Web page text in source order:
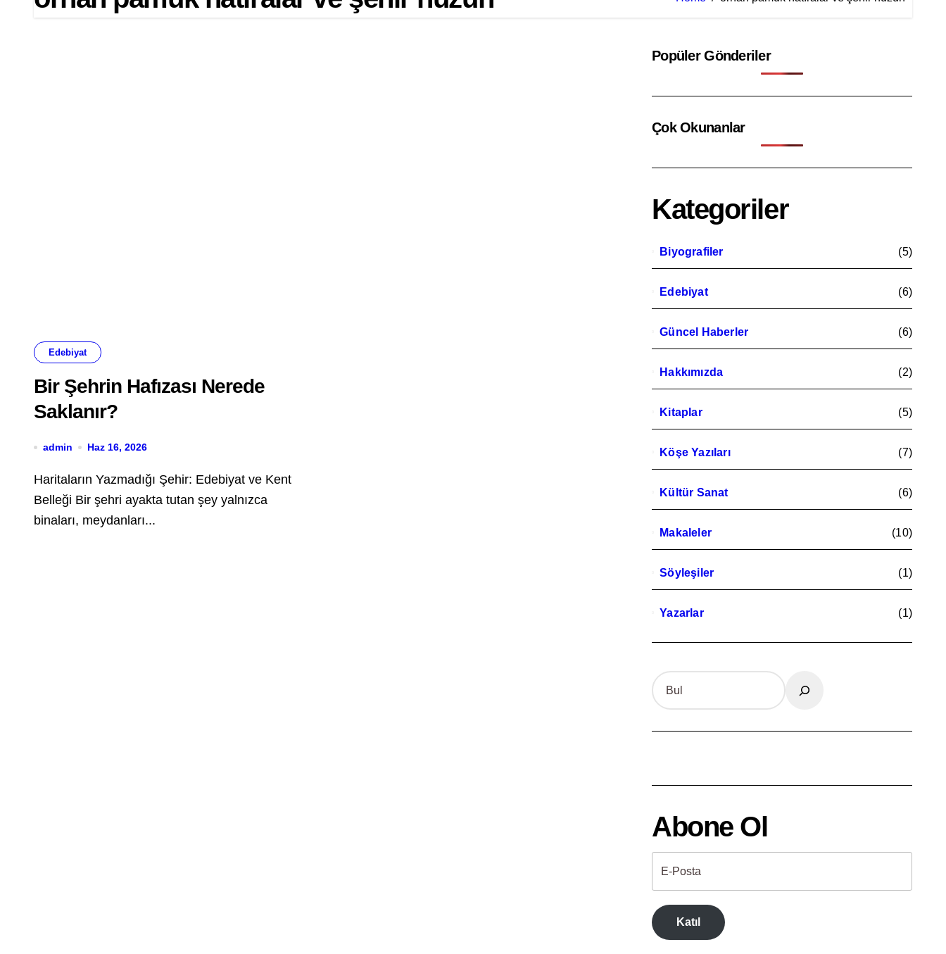
Edebiyat
Bir Şehrin Hafızası Nerede
Saklanır?
admin Haz 16, 2026
Haritaların Yazmadığı Şehir: Edebiyat ve Kent
Belleği Bir şehri ayakta tutan şey yalnızca
binaları, meydanları...
Popüler Gönderiler
Çok Okunanlar
Kategoriler
Biyografiler (5)
Edebiyat (6)
Güncel Haberler (6)
Hakkımızda (2)
Kitaplar (5)
Köşe Yazıları (7)
Kültür Sanat (6)
Makaleler (10)
Söyleşiler (1)
Yazarlar (1)
S
e
Abone Ol
Katıl